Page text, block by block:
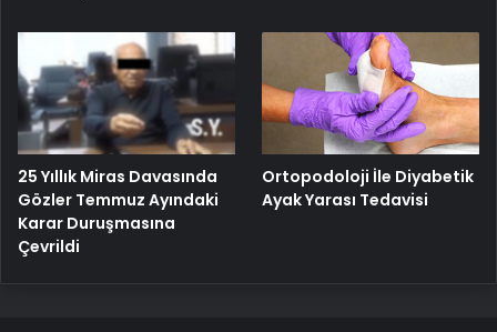
25 Yıllık Miras Davasında
Gözler Temmuz Ayındaki
Karar Duruşmasına
Çevrildi
Ortopodoloji İle Diyabetik
Ayak Yarası Tedavisi